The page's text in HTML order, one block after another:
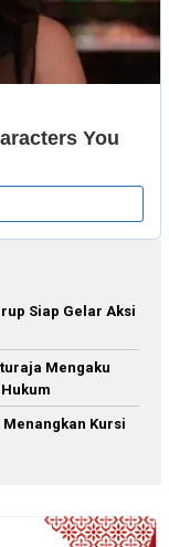
Siap Gelar Aksi
Mengaku
Menangkan Kursi